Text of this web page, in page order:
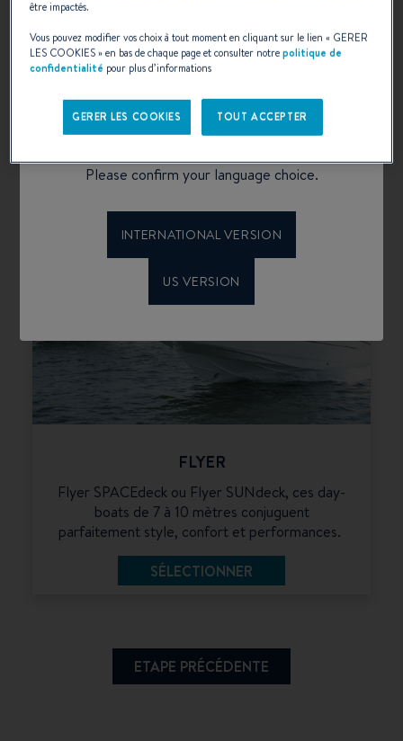
Welcome to Beneteau
configurator
Please confirm your language choice.
INTERNATIONAL VERSION
US VERSION
Vedette performante, fiable et indémodable :
l’Antares est une valeur-sûre pour profiter le
temps d’une croisières en famille ou d’une
sortie pêche en mer.
SÉLECTIONNER
FLYER
Flyer SPACEdeck ou Flyer SUNdeck, ces day-
boats de 7 à 10 mètres conjuguent
parfaitement style, confort et performances.
SÉLECTIONNER
ETAPE PRÉCÉDENTE
être impactés.
Vous pouvez modifier vos choix à tout moment en cliquant sur le lien « GERER
LES COOKIES» en bas de chaque page et consulter notrepolitique de
confidentialité pour plus d’informations
GERER LES COOKIES TOUT ACCEPTER